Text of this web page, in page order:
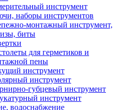
инструмент
наборы инструментов
монтажный инструмент,
биты
для герметиков и
пены
инструмент
инструмент
губцевый инструмент
инструмент
водоснабжение